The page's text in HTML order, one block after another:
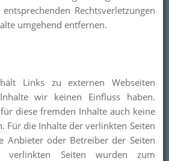
Rechtsverletzungen
umgehend entfernen.
Links zu externen Webseiten
wir keinen Einfluss haben.
diese fremden Inhalte auch keine
Für die Inhalte der verlinkten Seiten
Anbieter oder Betreiber der Seiten
verlinkten Seiten wurden zum